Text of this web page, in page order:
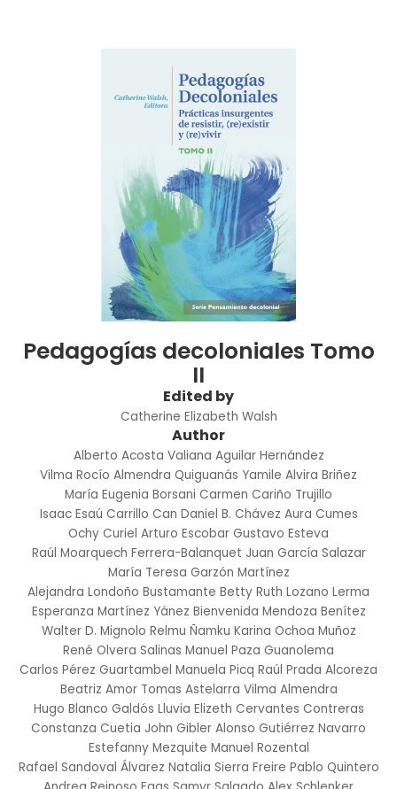
Pedagogías decoloniales Tomo
II
Edited by
Catherine Elizabeth Walsh
Author
Alberto Acosta Valiana Aguilar Hernández
Vilma Rocío Almendra Quiguanás Yamile Alvira Briñez
María Eugenia Borsani Carmen Cariño Trujillo
Isaac Esaú Carrillo Can Daniel B. Chávez Aura Cumes
Ochy Curiel Arturo Escobar Gustavo Esteva
Raúl Moarquech Ferrera-Balanquet Juan García Salazar
María Teresa Garzón Martínez
Alejandra Londoño Bustamante Betty Ruth Lozano Lerma
Esperanza Martínez Yánez Bienvenida Mendoza Benítez
Walter D. Mignolo Relmu Ñamku Karina Ochoa Muñoz
René Olvera Salinas Manuel Paza Guanolema
Carlos Pérez Guartambel Manuela Picq Raúl Prada Alcoreza
Beatriz Amor Tomas Astelarra Vilma Almendra
Hugo Blanco Galdós Lluvia Elizeth Cervantes Contreras
Constanza Cuetia John Gibler Alonso Gutiérrez Navarro
Estefanny Mezquite Manuel Rozental
Rafael Sandoval Álvarez Natalia Sierra Freire Pablo Quintero